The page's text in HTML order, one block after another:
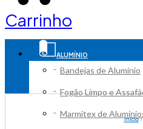
Carrinho
ALUMÍNIO
Bandejas de Alumínio
Fogão Limpo e
Marmitex de
Início/